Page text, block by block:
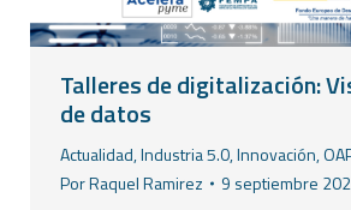
Talleres de digitalización:
de datos
Actualidad,Industria 5.0,Innovación,
PorRaquel Ramirez 9 septiembre